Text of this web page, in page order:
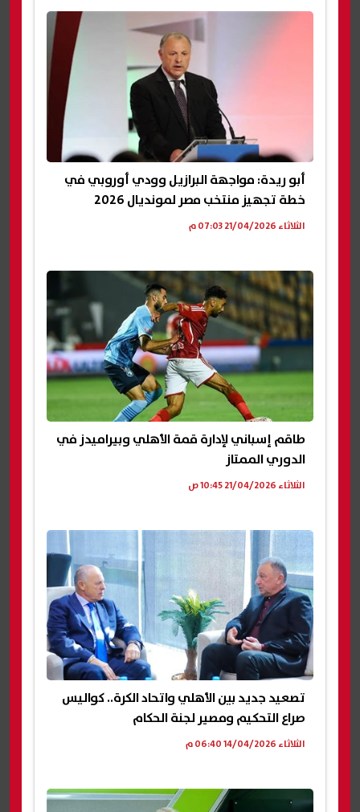
أبو ريدة: مواجهة البرازيل وودي أوروبي في
خطة تجهيز منتخب مصر لمونديال 2026
الثلاثاء 21/04/2026 07:03 م
طاقم إسباني لإدارة قمة الأهلي وبيراميدز في
الدوري الممتاز
الثلاثاء 21/04/2026 10:45 ص
تصعيد جديد بين الأهلي واتحاد الكرة.. كواليس
صراع التحكيم ومصير لجنة الحكام
الثلاثاء 14/04/2026 06:40 م